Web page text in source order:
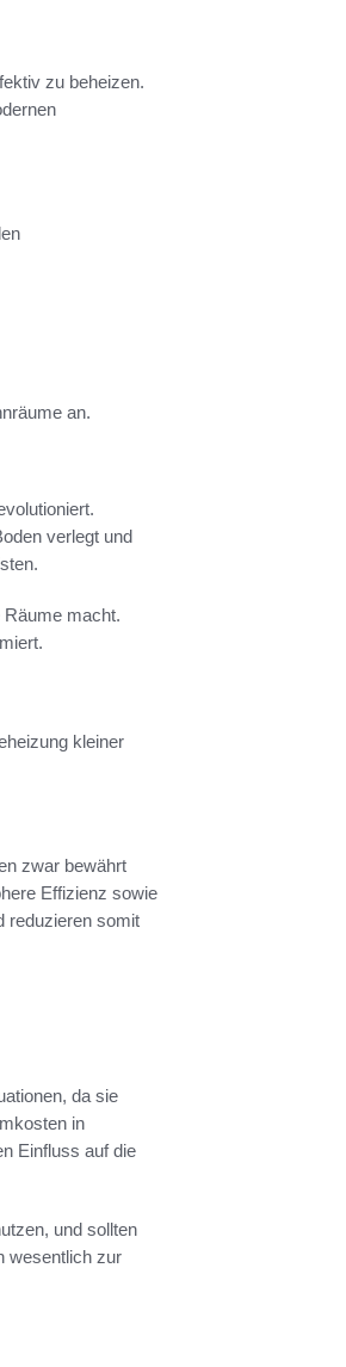
zu beheizen.
an.
verlegt und
macht.
kleiner
zwar bewährt
Effizienz sowie
reduzieren somit
da sie
in
Einfluss auf die
und sollten
wesentlich zur